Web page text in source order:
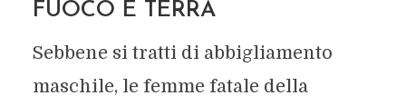
FUOCO E TERRA
Sebbene si tratti di abbigliamento
maschile, le femme fatale della